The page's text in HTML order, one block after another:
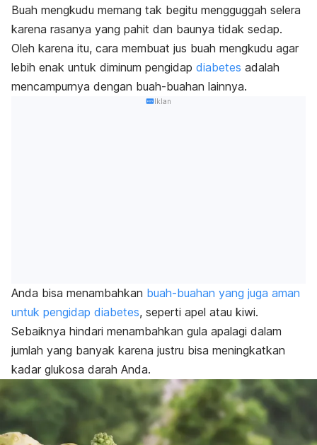
Buah mengkudu memang tak begitu mengguggah selera
karena rasanya yang pahit dan baunya tidak sedap.
Oleh karena itu, cara membuat jus buah mengkudu agar
lebih enak untuk diminum pengidap diabetes adalah
mencampurnya dengan buah-buahan lainnya.
Iklan
Anda bisa menambahkan buah-buahan yang juga aman
untuk pengidap diabetes, seperti apel atau kiwi.
Sebaiknya hindari menambahkan gula apalagi dalam
jumlah yang banyak karena justru bisa meningkatkan
kadar glukosa darah Anda.